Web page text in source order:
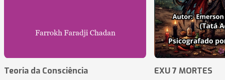
Teoria da Consciência EXU 7 MORTES